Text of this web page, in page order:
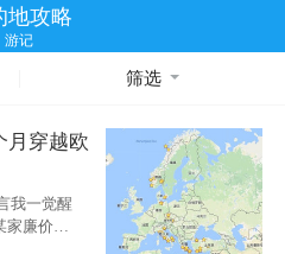
地攻略
游记
筛选
月穿越欧
我一觉醒
家廉价宾